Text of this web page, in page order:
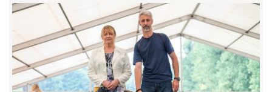
© CHS ze Severních vrchů |Aktualizováno: 20. 7. 2026